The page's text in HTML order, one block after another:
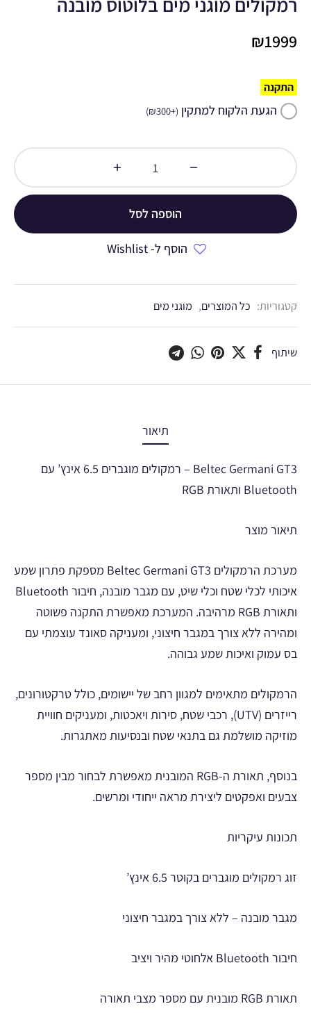
₪1999
התקנה
הגעת הלקוח למתקין (
+
₪300
)
הוספה לסל
הוסף ל- Wishlist
קטגוריות: כל המוצרים, מוגני מים
שיתוף
תיאור
Beltec Germani GT3 – רמקולים מוגברים 6.5 אינץ’ עם
Bluetooth ותאורת RGB
תיאור מוצר
מערכת הרמקולים Beltec Germani GT3 מספקת פתרון שמע
איכותי לכלי שטח וכלי שיט, עם מגבר מובנה, חיבור Bluetooth
ותאורת RGB מרהיבה. המערכת מאפשרת התקנה פשוטה
ומהירה ללא צורך במגבר חיצוני, ומעניקה סאונד עוצמתי עם
בס עמוק ואיכות שמע גבוהה.
הרמקולים מתאימים למגוון רחב של יישומים, כולל טרקטורונים,
רייזרים (UTV), רכבי שטח, סירות ויאכטות, ומעניקים חוויית
מוזיקה מושלמת גם בתנאי שטח ובנסיעות מאתגרות.
בנוסף, תאורת ה-RGB המובנית מאפשרת לבחור מבין מספר
צבעים ואפקטים ליצירת מראה ייחודי ומרשים.
תכונות עיקריות
זוג רמקולים מוגברים בקוטר 6.5 אינץ’
מגבר מובנה – ללא צורך במגבר חיצוני
חיבור Bluetooth אלחוטי מהיר ויציב
תאורת RGB מובנית עם מספר מצבי תאורה